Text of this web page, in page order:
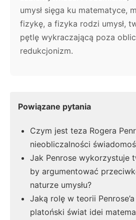
umysł sięga ku matematyce,
fizykę, a fizyka rodzi umysł,
pętlę wykraczającą poza
redukcjonizm.
Powiązane pytania
Czym jest teza Rogera
nieobliczalności
Jak Penrose wykorzystuje
by argumentować
naturze umysłu?
Jaką rolę w teorii
platoński świat idei